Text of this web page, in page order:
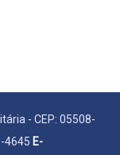
- CEP: 05508-
4645 E-